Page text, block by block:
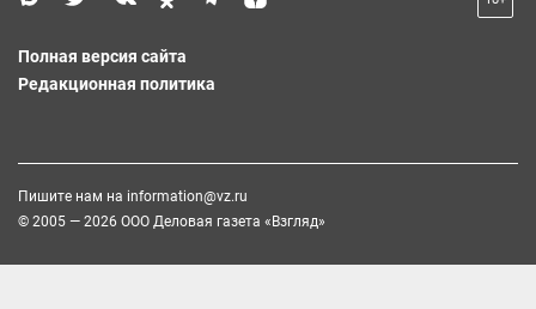
Полная версия сайта
Редакционная политика
Пишите нам на information@vz.ru
© 2005 — 2026 ООО Деловая газета «Взгляд»